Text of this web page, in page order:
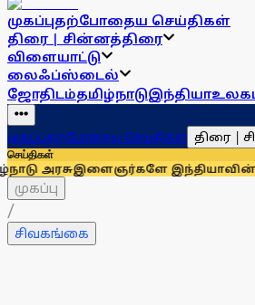
முகப்புதற்போதைய செய்திகள்
திரை | சின்னத்திரை
விளையாட்டு
லைஃப்ஸ்டைல்
ஜோதிடம்தமிழ்நாடுஇந்தியா
முகப்புதற்போதைய செய்திகள் திரை |
செய்திகள்
இந்தியாவின் மிகப்பெரிய
முகப்பு
/
சிவகங்கை